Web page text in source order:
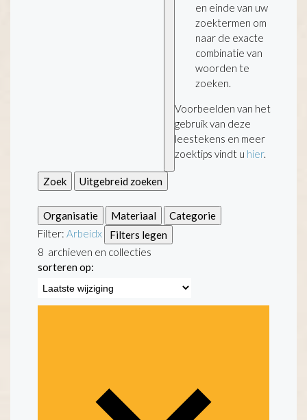
en einde van uw
zoektermen om
naar de exacte
combinatie van
woorden te
zoeken.
Voorbeelden van het
gebruik van deze
leestekens en meer
zoektips vindt u hier.
Zoek Uitgebreid zoeken
Organisatie Materiaal
Categorie
Filter: Arbeidx
Filters legen
8 archieven en collecties
sorteren op: